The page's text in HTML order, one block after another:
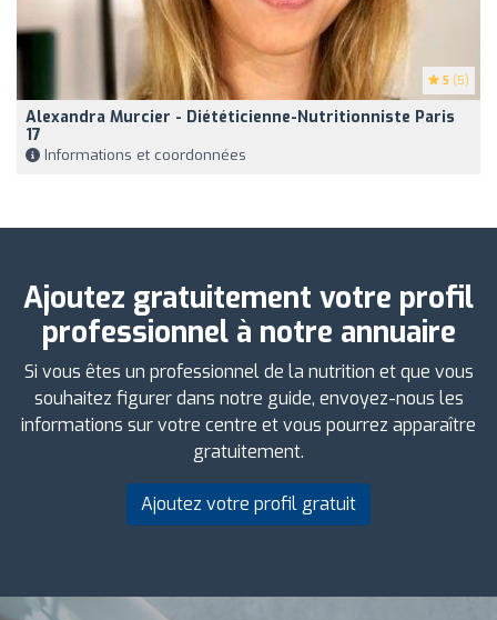
5 (5)
Alexandra Murcier - Diététicienne-Nutritionniste Paris
17
Informations et coordonnées
Ajoutez gratuitement votre profil
professionnel à notre annuaire
Si vous êtes un professionnel de la nutrition et que vous
souhaitez figurer dans notre guide, envoyez-nous les
informations sur votre centre et vous pourrez apparaître
gratuitement.
Ajoutez votre profil gratuit